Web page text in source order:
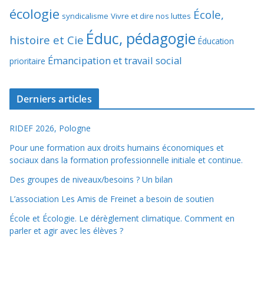
écologie syndicalisme Vivre et dire nos luttes École,
histoire et Cie Éduc, pédagogie Éducation
prioritaire Émancipation et travail social
Derniers articles
RIDEF 2026, Pologne
Pour une formation aux droits humains économiques et
sociaux dans la formation professionnelle initiale et continue.
Des groupes de niveaux/besoins ? Un bilan
L’association Les Amis de Freinet a besoin de soutien
École et Écologie. Le dérèglement climatique. Comment en
parler et agir avec les élèves ?